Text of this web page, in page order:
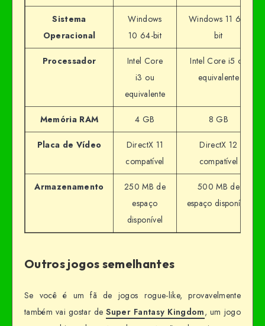
Sistema
Operacional
Windows
10 64-bit
Windows 11 64-
bit
Processador
Intel Core
i3 ou
equivalente
Intel Core i5 ou
equivalente
Memória RAM 4 GB 8 GB
Placa de Vídeo
DirectX 11
compatível
DirectX 12
compatível
Armazenamento
250 MB de
espaço
disponível
500 MB de
espaço disponível
Outros jogos semelhantes
Se você é um fã de jogos rogue-like, provavelmente
também vai gostar deSuper Fantasy Kingdom, um jogo